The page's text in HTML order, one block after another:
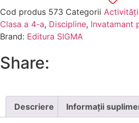
Cod produs 573 Categorii
Clasa a 4-a, Discipline, Invatamant
Brand: Editura SIGMA
Share:
Descriere Informații